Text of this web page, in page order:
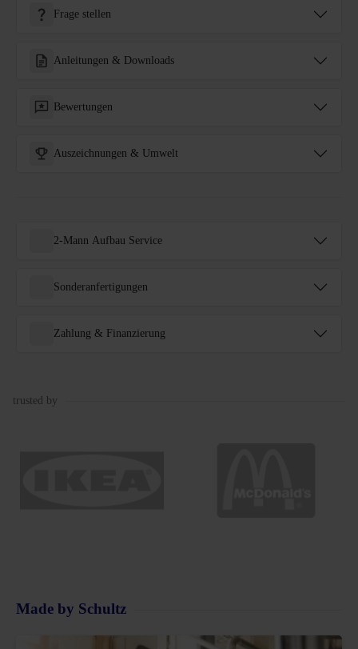
Frage stellen
Anleitungen & Downloads
Bewertungen
Auszeichnungen & Umwelt
2-Mann Aufbau Service
Sonderanfertigungen
Zahlung & Finanzierung
trusted by
Made by Schultz